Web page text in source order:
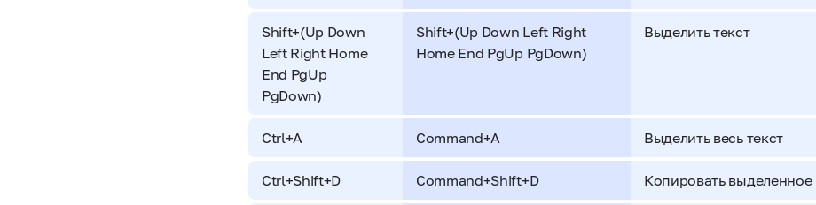
Shift+(Up Down
Left Right Home
End PgUp
PgDown)
Shift+(Up Down Left Right
Home End PgUp PgDown)
Выделить текст
Ctrl+A Command+A Выделить весь текст
Ctrl+Shift+D Command+Shift+D Копировать выделенное